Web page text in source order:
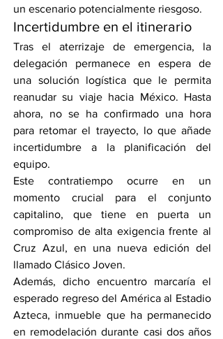
un escenario potencialmente riesgoso.
Incertidumbre en el itinerario
Tras el aterrizaje de emergencia, la
delegación permanece en espera de
una solución logística que le permita
reanudar su viaje hacia México. Hasta
ahora, no se ha confirmado una hora
para retomar el trayecto, lo que añade
incertidumbre a la planificación del
equipo.
Este contratiempo ocurre en un
momento crucial para el conjunto
capitalino, que tiene en puerta un
compromiso de alta exigencia frente al
Cruz Azul, en una nueva edición del
llamado Clásico Joven.
Además, dicho encuentro marcaría el
esperado regreso del América al Estadio
Azteca, inmueble que ha permanecido
en remodelación durante casi dos años